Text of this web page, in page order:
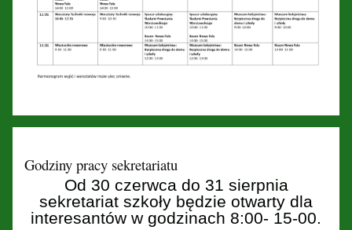
Godziny pracy sekretariatu
Od 30 czerwca do 31 sierpnia
sekretariat szkoły będzie otwarty dla
interesantów w godzinach 8:00- 15-00.